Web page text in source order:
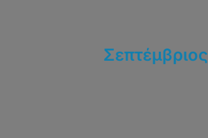
Σεπτέμβριος